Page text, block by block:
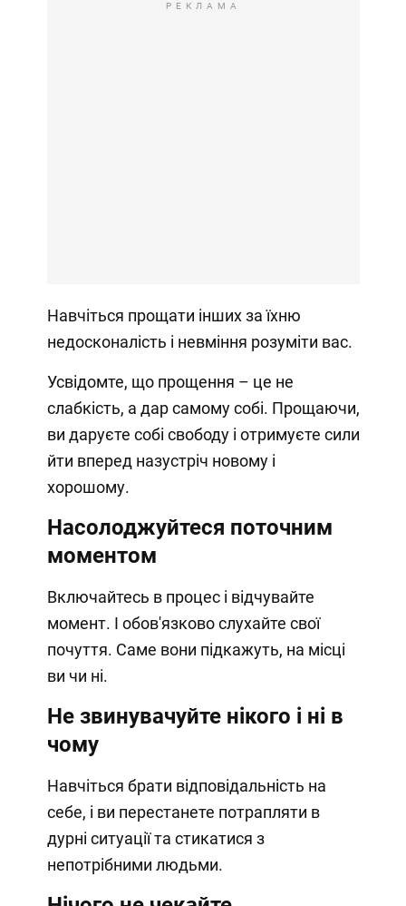
РЕКЛАМА
Навчіться прощати інших за їхню
недосконалість і невміння розуміти вас.
Усвідомте, що прощення – це не
слабкість, а дар самому собі. Прощаючи,
ви даруєте собі свободу і отримуєте сили
йти вперед назустріч новому і
хорошому.
Насолоджуйтеся поточним
моментом
Включайтесь в процес і відчувайте
момент. І обов'язково слухайте свої
почуття. Саме вони підкажуть, на місці
ви чи ні.
Не звинувачуйте нікого і ні в
чому
Навчіться брати відповідальність на
себе, і ви перестанете потрапляти в
дурні ситуації та стикатися з
непотрібними людьми.